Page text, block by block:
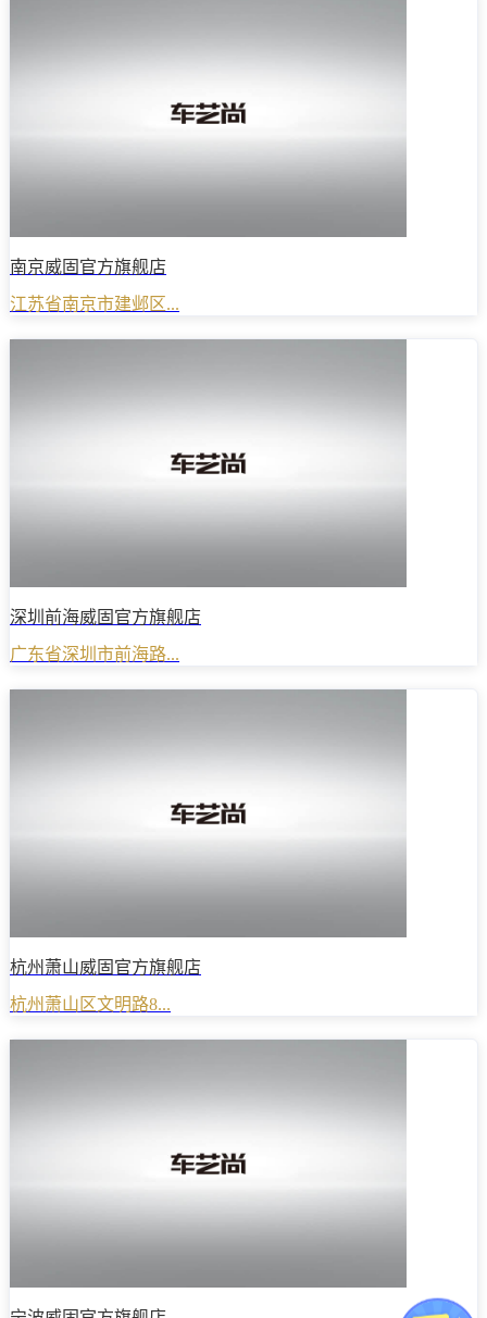
南京威固官方旗舰店
江苏省南京市建邺区...
深圳前海威固官方旗舰店
广东省深圳市前海路...
杭州萧山威固官方旗舰店
杭州萧山区文明路8...